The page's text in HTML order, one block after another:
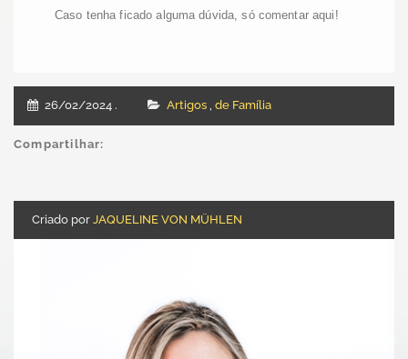
Caso tenha ficado alguma dúvida, só comentar aqui!
26/02/2024 Artigos , de Família
Compartilhar:
Criado por JAQUELINE VON MÜHLEN